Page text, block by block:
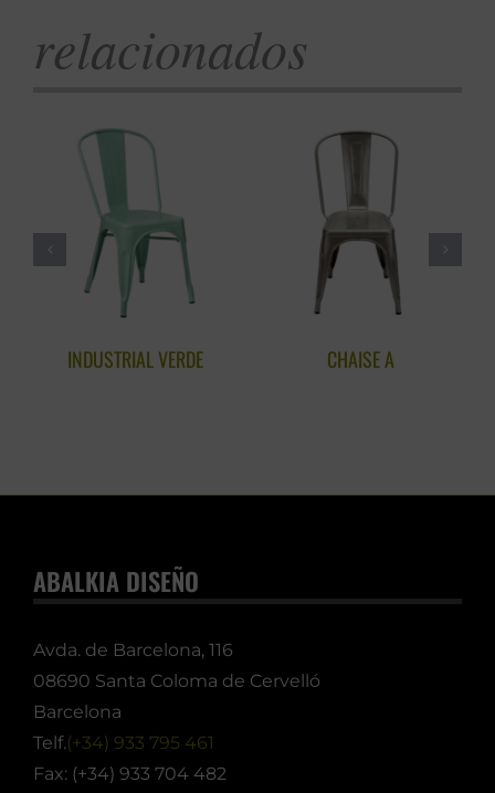
relacionados
INDUSTRIAL VERDE CHAISE A
ABALKIA DISEÑO
Avda. de Barcelona, 116
08690 Santa Coloma de Cervelló
Barcelona
Telf.(+34) 933 795 461
Fax: (+34) 933 704 482